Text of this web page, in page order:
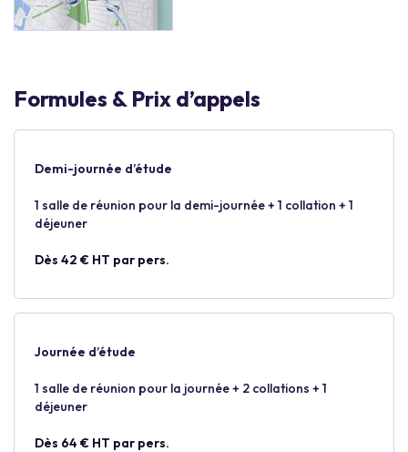
Formules & Prix d’appels
Demi-journée d’étude
1 salle de réunion pour la demi-journée + 1 collation + 1
déjeuner
Dès 42 € HT par pers.
Journée d’étude
1 salle de réunion pour la journée + 2 collations + 1
déjeuner
Dès 64 € HT par pers.